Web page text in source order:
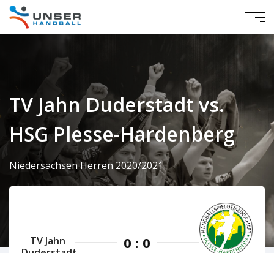
TV Jahn Duderstadt vs.
HSG Plesse-Hardenberg
Niedersachsen Herren 2020/2021
TV Jahn
0 : 0